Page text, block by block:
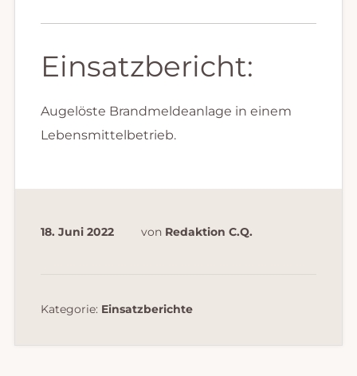
Einsatzbericht:
Augelöste Brandmeldeanlage in einem
Lebensmittelbetrieb.
18. Juni 2022 von Redaktion C.Q.
Kategorie: Einsatzberichte